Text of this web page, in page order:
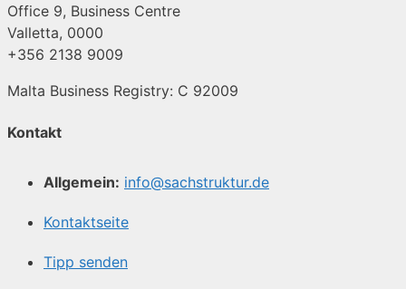
Office 9, Business Centre
Valletta, 0000
+356 2138 9009
Malta Business Registry: C 92009
Kontakt
Allgemein: info@sachstruktur.de
Kontaktseite
Tipp senden